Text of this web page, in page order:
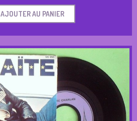
AJOUTER AU PANIER